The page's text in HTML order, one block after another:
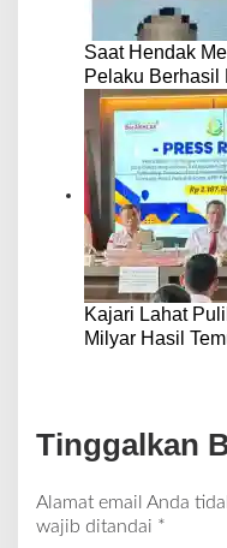
Saat Hendak
Pelaku Berhasil
Kajari Lahat
Milyar Hasil
Tinggalkan
Alamat email Anda
wajib ditandai *